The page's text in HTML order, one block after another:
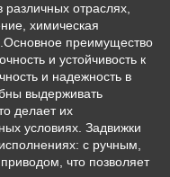
отраслях,
химическая
преимущество
и устойчивость к
и надежность в
выдерживать
делает их
условиях. Задвижки
с ручным,
что позволяет